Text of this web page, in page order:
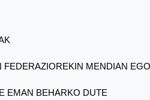
FEDERAZIOREKIN MENDIAN
EMAN BEHARKO DUTE